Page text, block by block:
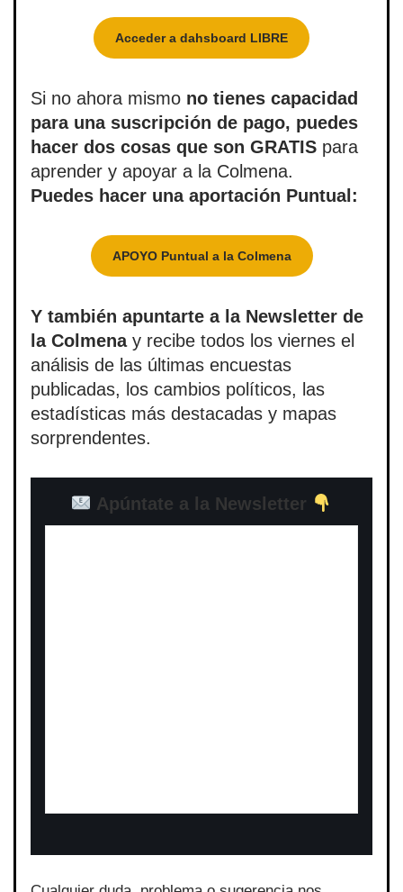
Acceder a dahsboard LIBRE
Si no ahora mismo no tienes capacidad
para una suscripción de pago, puedes
hacer dos cosas que son GRATIS para
aprender y apoyar a la Colmena.
Puedes hacer una aportación Puntual:
APOYO Puntual a la Colmena
Y también apuntarte a la Newsletter de
la Colmenay recibe todos los viernes el
análisis de las últimas encuestas
publicadas, los cambios políticos, las
estadísticas más destacadas y mapas
sorprendentes.
Apúntate a la Newsletter